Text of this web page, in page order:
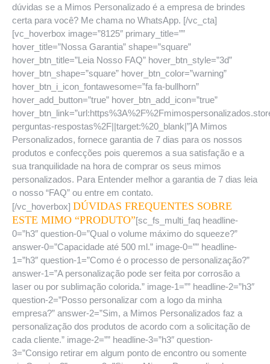
dúvidas se a Mimos Personalizado é a empresa de brindes
certa para você? Me chama no WhatsApp. [/vc_cta]
[vc_hoverbox image=”8125″ primary_title=””
hover_title=”Nossa Garantia” shape=”square”
hover_btn_title=”Leia Nosso FAQ” hover_btn_style=”3d”
hover_btn_shape=”square” hover_btn_color=”warning”
hover_btn_i_icon_fontawesome=”fa fa-bullhorn”
hover_add_button=”true” hover_btn_add_icon=”true”
perguntas-respostas%2F||target:%20_blank|”]A Mimos
Personalizados, fornece garantia de 7 dias para os nossos
produtos e confecções pois queremos a sua satisfação e a
sua tranquilidade na hora de comprar os seus mimos
personalizados. Para Entender melhor a garantia de 7 dias leia
o nosso “FAQ” ou entre em contato.
[/vc_hoverbox] DÚVIDAS FREQUENTES SOBRE
ESTE MIMO “PRODUTO”[sc_fs_multi_faq headline-
0=”h3″ question-0=”Qual o volume máximo do squeeze?”
answer-0=”Capacidade até 500 ml.” image-0=”” headline-
1=”h3″ question-1=”Como é o processo de personalização?”
answer-1=”A personalização pode ser feita por corrosão a
laser ou por sublimação colorida.” image-1=”” headline-2=”h3″
question-2=”Posso personalizar com a logo da minha
empresa?” answer-2=”Sim, a Mimos Personalizados faz a
personalização dos produtos de acordo com a solicitação de
cada cliente.” image-2=”” headline-3=”h3″ question-
3=”Consigo retirar em algum ponto de encontro ou somente